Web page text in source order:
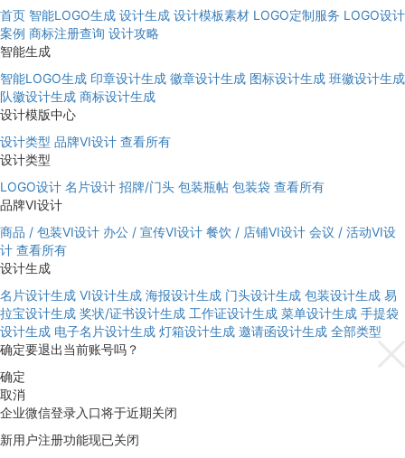
首页 智能LOGO生成 设计生成 设计模板素材 LOGO定制服务 LOGO设计
案例 商标注册查询 设计攻略
智能生成
智能LOGO生成 印章设计生成 徽章设计生成 图标设计生成 班徽设计生成
队徽设计生成 商标设计生成
设计模版中心
设计类型 品牌VI设计 查看所有
设计类型
LOGO设计 名片设计 招牌/门头 包装瓶帖 包装袋 查看所有
品牌VI设计
商品 / 包装VI设计 办公 / 宣传VI设计 餐饮 / 店铺VI设计 会议 / 活动VI设
计 查看所有
设计生成
名片设计生成 VI设计生成 海报设计生成 门头设计生成 包装设计生成 易
拉宝设计生成 奖状/证书设计生成 工作证设计生成 菜单设计生成 手提袋
设计生成 电子名片设计生成 灯箱设计生成 邀请函设计生成 全部类型
确定要退出当前账号吗？
确定
取消
企业微信登录入口将于近期关闭
新用户注册功能现已关闭